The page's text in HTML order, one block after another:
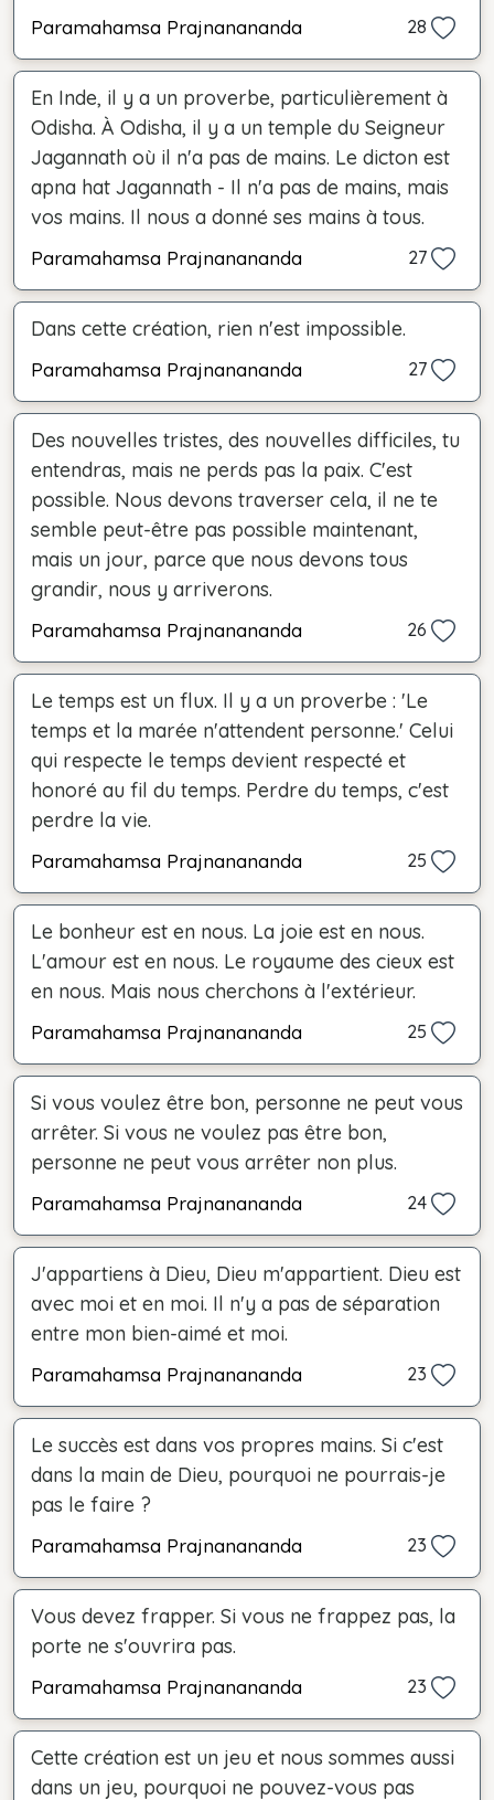
Paramahamsa Prajnanananda 28
En Inde, il y a un proverbe, particulièrement à
Odisha. À Odisha, il y a un temple du Seigneur
Jagannath où il n'a pas de mains. Le dicton est
apna hat Jagannath - Il n'a pas de mains, mais
vos mains. Il nous a donné ses mains à tous.
Paramahamsa Prajnanananda 27
Dans cette création, rien n'est impossible.
Paramahamsa Prajnanananda 27
Des nouvelles tristes, des nouvelles difficiles, tu
entendras, mais ne perds pas la paix. C'est
possible. Nous devons traverser cela, il ne te
semble peut-être pas possible maintenant,
mais un jour, parce que nous devons tous
grandir, nous y arriverons.
Paramahamsa Prajnanananda 26
Le temps est un flux. Il y a un proverbe : 'Le
temps et la marée n'attendent personne.' Celui
qui respecte le temps devient respecté et
honoré au fil du temps. Perdre du temps, c'est
perdre la vie.
Paramahamsa Prajnanananda 25
Le bonheur est en nous. La joie est en nous.
L'amour est en nous. Le royaume des cieux est
en nous. Mais nous cherchons à l'extérieur.
Paramahamsa Prajnanananda 25
Si vous voulez être bon, personne ne peut vous
arrêter. Si vous ne voulez pas être bon,
personne ne peut vous arrêter non plus.
Paramahamsa Prajnanananda 24
J'appartiens à Dieu, Dieu m'appartient. Dieu est
avec moi et en moi. Il n'y a pas de séparation
entre mon bien-aimé et moi.
Paramahamsa Prajnanananda 23
Le succès est dans vos propres mains. Si c'est
dans la main de Dieu, pourquoi ne pourrais-je
pas le faire ?
Paramahamsa Prajnanananda 23
Vous devez frapper. Si vous ne frappez pas, la
porte ne s'ouvrira pas.
Paramahamsa Prajnanananda 23
Cette création est un jeu et nous sommes aussi
dans un jeu, pourquoi ne pouvez-vous pas